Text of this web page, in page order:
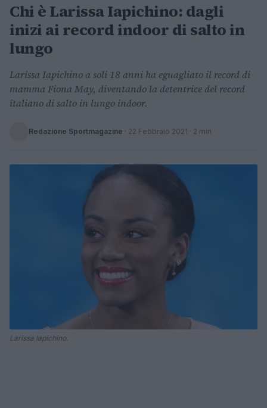
Chi è Larissa Iapichino: dagli
inizi ai record indoor di salto in
lungo
Larissa Iapichino a soli 18 anni ha eguagliato il record di
mamma Fiona May, diventando la detentrice del record
italiano di salto in lungo indoor.
Redazione Sportmagazine · 22 Febbraio 2021 · 2 min
Larissa Iapichino.